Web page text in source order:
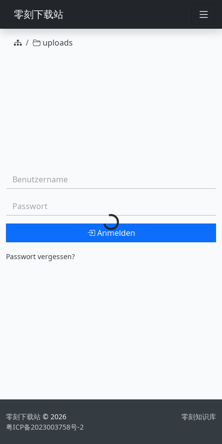
零刻下载站
uploads
Loading...
Benutzername:
Passwort:
Anmelden
Passwort vergessen?
零刻下载站 © 2026
零刻知识库
粤ICP备2023003758号-2